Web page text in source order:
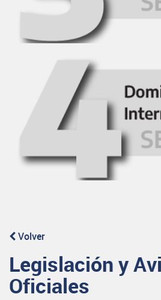
Volver
Legislación y
Oficiales